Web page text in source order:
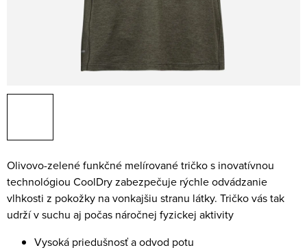
Olivovo-zelené funkčné melírované tričko s inovatívnou
technológiou CoolDry zabezpečuje rýchle odvádzanie
vlhkosti z pokožky na vonkajšiu stranu látky. Tričko vás tak
udrží v suchu aj počas náročnej fyzickej aktivity
Vysoká priedušnosť a odvod potu